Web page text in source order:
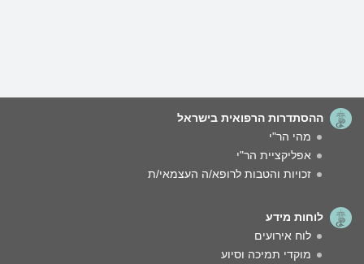
ההסתדרות הרפואית בישראל
מהי הר"י
אפליקציית הר"י
זכויות והטבות לרופא/ה העצמאי/ת
לוחות מידע
לוח אירועים
מוקדי תמיכה וסיוע